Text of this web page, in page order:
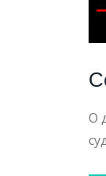
О